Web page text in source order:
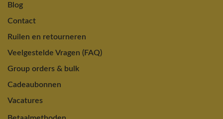
Blog
Contact
Ruilen en retourneren
Veelgestelde Vragen (FAQ)
Group orders & bulk
Cadeaubonnen
Vacatures